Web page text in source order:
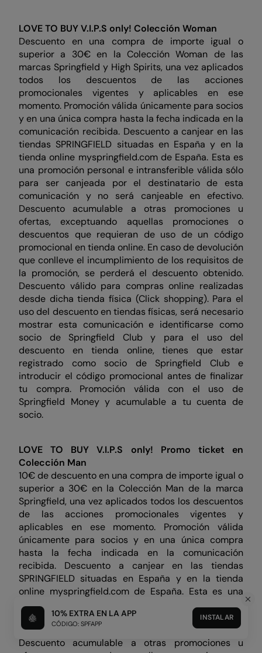
LOVE TO BUY V.I.P.S only! Colección Woman
Descuento en una compra de importe igual o
superior a 30€ en la Colección Woman de las
marcas Springfield y High Spirits, una vez aplicados
todos los descuentos de las acciones
promocionales vigentes y aplicables en ese
momento. Promoción válida únicamente para socios
y en una única compra hasta la fecha indicada en la
comunicación recibida. Descuento a canjear en las
tiendas SPRINGFIELD situadas en España y en la
tienda online myspringfield.com de España. Esta es
una promoción personal e intransferible válida sólo
para ser canjeada por el destinatario de esta
comunicación y no será canjeable en efectivo.
Descuento acumulable a otras promociones u
ofertas, exceptuando aquellas promociones o
descuentos que requieran de uso de un código
promocional en tienda online. En caso de devolución
que conlleve el incumplimiento de los requisitos de
la promoción, se perderá el descuento obtenido.
Descuento válido para compras online realizadas
desde dicha tienda física (Click shopping). Para el
uso del descuento en tiendas físicas, será necesario
mostrar esta comunicación e identificarse como
socio de Springfield Club y para el uso del
descuento en tienda online, tienes que estar
registrado como socio de Springfield Club e
introducir el código promocional antes de finalizar
tu compra. Promoción válida con el uso de
Springfield Money y acumulable a tu cuenta de
socio.
LOVE TO BUY V.I.P.S only! Promo ticket en
Colección Man
10€ de descuento en una compra de importe igual o
superior a 30€ en la Colección Man de la marca
Springfield, una vez aplicados todos los descuentos
de las acciones promocionales vigentes y
aplicables en ese momento. Promoción válida
únicamente para socios y en una única compra
hasta la fecha indicada en la comunicación
recibida. Descuento a canjear en las tiendas
SPRINGFIELD situadas en España y en la tienda
online myspringfield.com de España. Esta es una
promoción personal e intransferible válida sólo para
ser canjeada por el destinatario de esta
comunicación y no será canjeable en efectivo.
Descuento acumulable a otras promociones u
10% EXTRA EN LA APP
CÓDIGO: SPFAPP
INSTALAR